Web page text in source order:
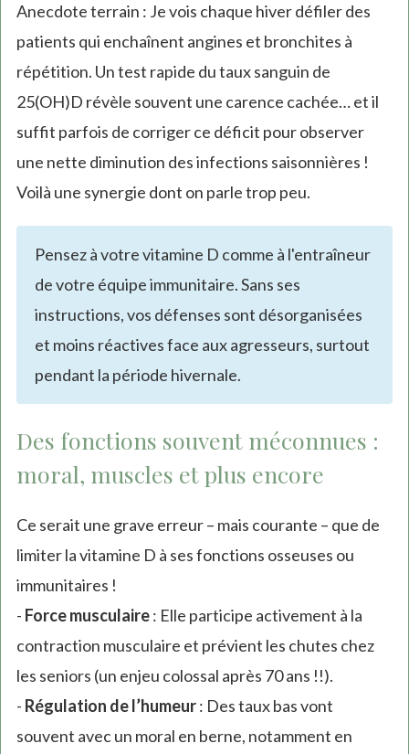
external)
Anecdote terrain : Je vois chaque hiver défiler des
patients qui enchaînent angines et bronchites à
répétition. Un test rapide du taux sanguin de
25(OH)D révèle souvent une carence cachée… et il
suffit parfois de corriger ce déficit pour observer
une nette diminution des infections saisonnières !
Voilà une synergie dont on parle trop peu.
Pensez à votre vitamine D comme à l'entraîneur
de votre équipe immunitaire. Sans ses
instructions, vos défenses sont désorganisées
et moins réactives face aux agresseurs, surtout
pendant la période hivernale.
Des fonctions souvent méconnues :
moral, muscles et plus encore
Ce serait une grave erreur – mais courante – que de
limiter la vitamine D à ses fonctions osseuses ou
immunitaires !
- Force musculaire: Elle participe activement à la
contraction musculaire et prévient les chutes chez
les seniors (un enjeu colossal après 70 ans !!).
- Régulation de l’humeur: Des taux bas vont
souvent avec un moral en berne, notamment en